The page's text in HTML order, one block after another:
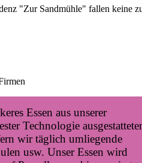
"Zur Sandmühle" fallen keine
Essen aus unserer
Technologie
wir täglich umliegende
usw. Unser Essen wird